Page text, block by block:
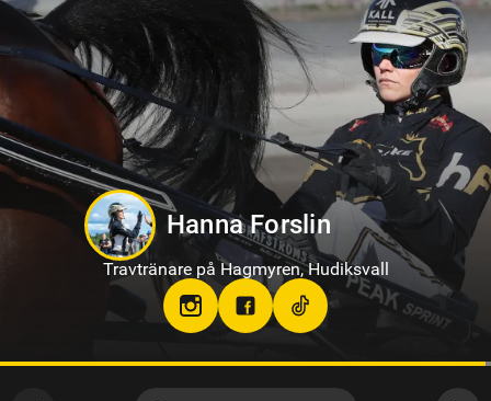
Jennifer Persson
Travtränare på Solvalla
teamjpab